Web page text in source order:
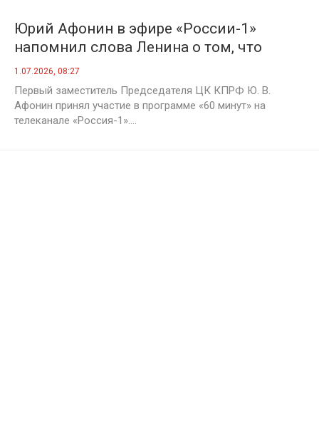
Юрий Афонин в эфире «России-1»
напомнил слова Ленина о том, что
свободная Украина невозможна без
единства великорусских и украинских
пролетариев
1.07.2026, 08:27
Первый заместитель Председателя ЦК КПРФ Ю. В.
Афонин принял участие в программе «60 минут» на
телеканале «Россия-1»....